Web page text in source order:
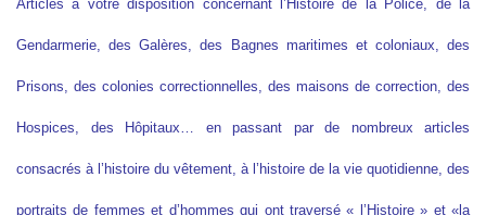
Articles à votre disposition concernant l’Histoire de la Police, de la
Gendarmerie, des Galères, des Bagnes maritimes et coloniaux, des
Prisons, des colonies correctionnelles, des maisons de correction, des
Hospices, des Hôpitaux… en passant par de nombreux articles
consacrés à l’histoire du vêtement, à l’histoire de la vie quotidienne, des
portraits de femmes et d’hommes qui ont traversé « l’Histoire » et «la